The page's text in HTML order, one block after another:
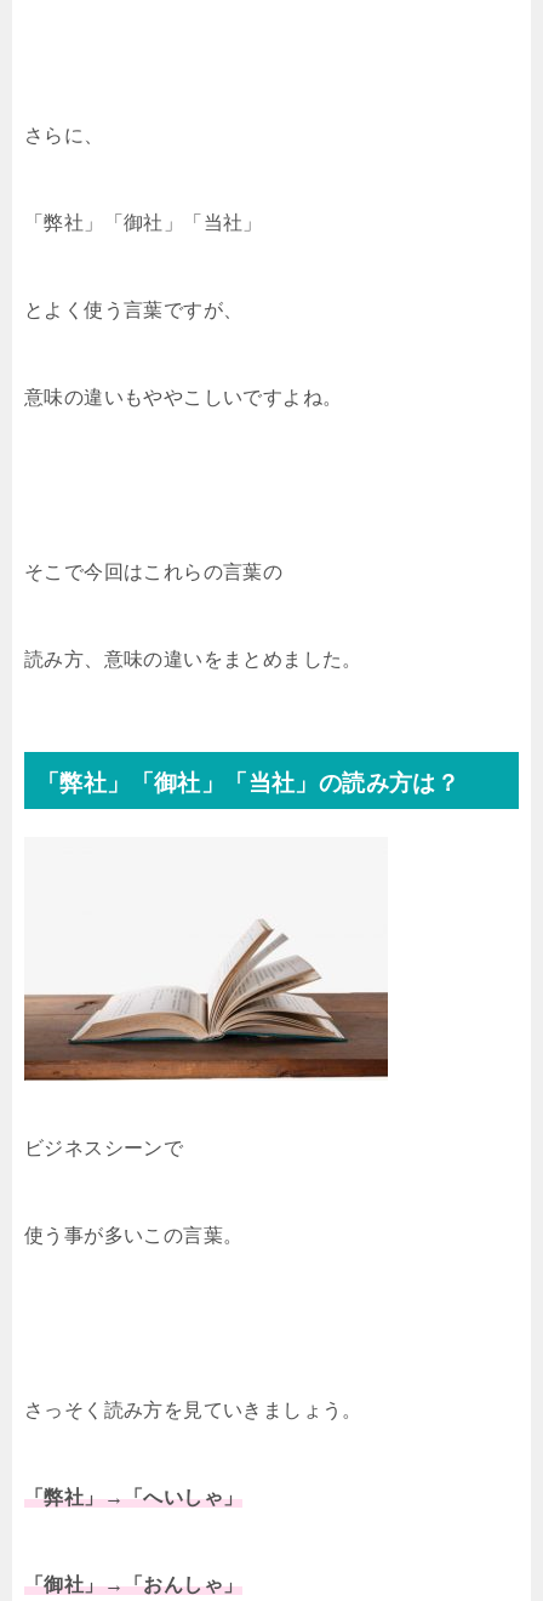
さらに、
「弊社」「御社」「当社」
とよく使う言葉ですが、
意味の違いもややこしいですよね。
そこで今回はこれらの言葉の
読み方、意味の違いをまとめました。
「弊社」「御社」「当社」の読み方は？
ビジネスシーンで
使う事が多いこの言葉。
さっそく読み方を見ていきましょう。
「弊社」→「へいしゃ」
「御社」→「おんしゃ」